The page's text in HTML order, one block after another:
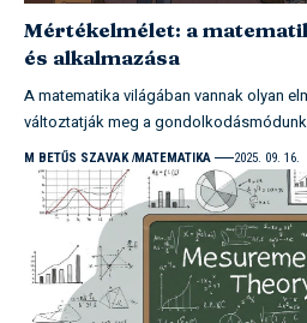
Mértékelmélet: a
és alkalmazása
A matematika világában vannak olyan
változtatják meg a
M BETŰS SZAVAK MATEMATIKA 2025. 09. 16.